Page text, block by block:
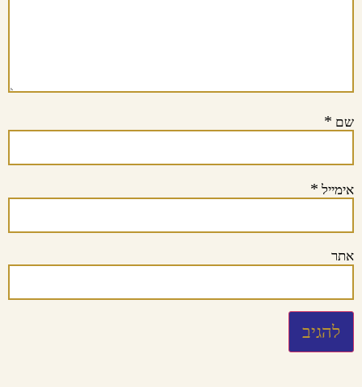
שם *
אימייל *
אתר